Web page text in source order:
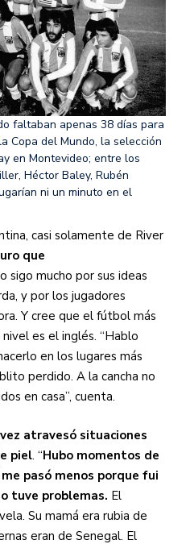
faltaban apenas 38 días para
Copa del Mundo, la selección
en Montevideo; entre los
Héctor Baley, Rubén
ni un minuto en el
casi solamente de River
que
sigo mucho por sus ideas
y por los jugadores
Y cree que el fútbol más
es el inglés. “Hablo
en los lugares más
perdido. A la cancha no
en casa”, cuenta.
atravesó situaciones
piel. “Hubo momentos de
pasó menos porque fui
tuve problemas. El
Su mamá era rubia de
eran de Senegal. El